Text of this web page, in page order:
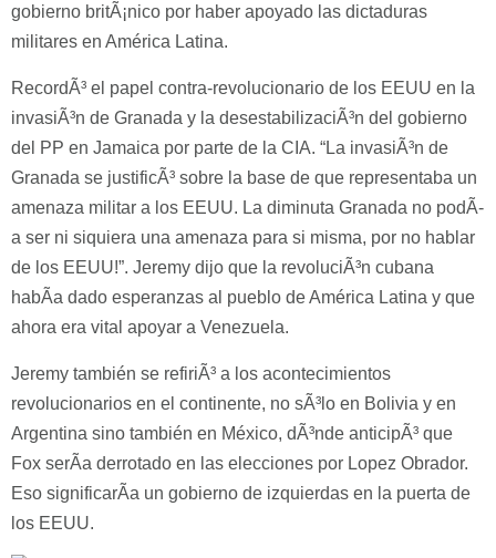
gobierno britÃ¡nico por haber apoyado las dictaduras
militares en América Latina.
RecordÃ³ el papel contra-revolucionario de los EEUU en la
invasiÃ³n de Granada y la desestabilizaciÃ³n del gobierno
del PP en Jamaica por parte de la CIA. “La invasiÃ³n de
Granada se justificÃ³ sobre la base de que representaba un
amenaza militar a los EEUU. La diminuta Granada no podÃ­
a ser ni siquiera una amenaza para si misma, por no hablar
de los EEUU!”. Jeremy dijo que la revoluciÃ³n cubana
habÃ­a dado esperanzas al pueblo de América Latina y que
ahora era vital apoyar a Venezuela.
Jeremy también se refiriÃ³ a los acontecimientos
revolucionarios en el continente, no sÃ³lo en Bolivia y en
Argentina sino también en México, dÃ³nde anticipÃ³ que
Fox serÃ­a derrotado en las elecciones por Lopez Obrador.
Eso significarÃ­a un gobierno de izquierdas en la puerta de
los EEUU.